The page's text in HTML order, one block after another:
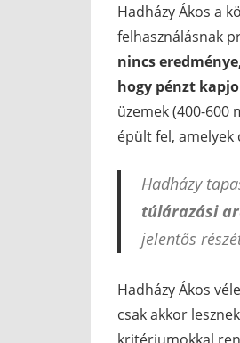
Hadházy Ákos a
felhasználásnak
nincs
hogy pénzt
üzemek (400-600
épült fel,
Hadházy
túlárazási
jelentős
Hadházy Ákos
csak akkor